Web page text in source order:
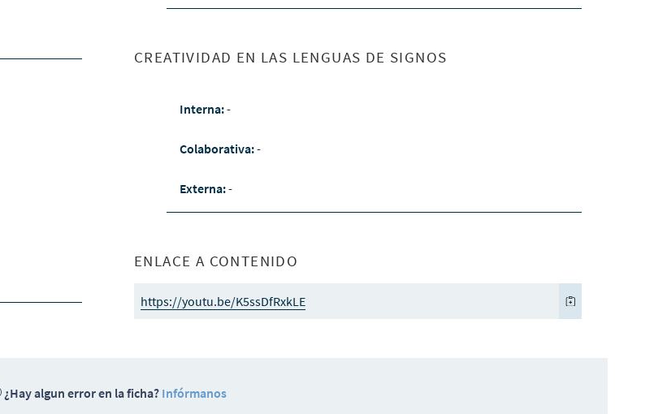
CREATIVIDAD EN LAS LENGUAS DE SIGNOS
Interna:-
Colaborativa:-
Externa:-
ENLACE A CONTENIDO
https://youtu.be/K5ssDfRxkLE
¿Hay algun error en la ficha? Infórmanos